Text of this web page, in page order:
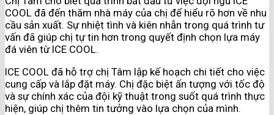
COOL đã đến thăm nhà máy của chị để hiểu rõ hơn về nhu
cầu sản xuất. Sự nhiệt tình và kiên nhẫn trong quá trình tư
vấn đã giúp chị tự tin hơn trong quyết định chọn lựa máy
đá viên từ ICE COOL.
ICE COOL đã hỗ trợ chị Tâm lập kế hoạch chi tiết cho việc
cung cấp và lắp đặt máy. Chị đặc biệt ấn tượng với tốc độ
và sự chính xác của đội kỹ thuật trong suốt quá trình thực
hiện, giúp chị thêm tin tưởng vào lựa chọn của mình.